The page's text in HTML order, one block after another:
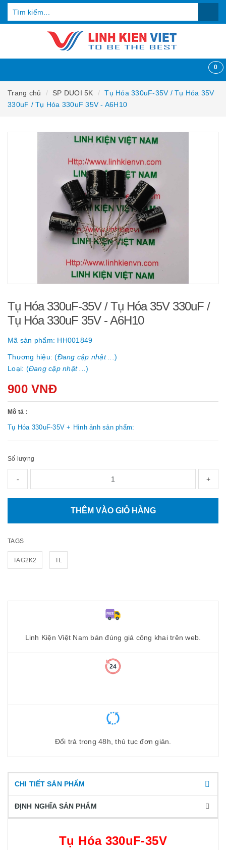
0
Trang chủ SP DUOI 5K
Tụ Hóa 330uF-35V / Tụ Hóa 35V
330uF / Tụ Hóa 330uF 35V - A6H10
Tụ Hóa 330uF-35V / Tụ Hóa 35V 330uF /
Tụ Hóa 330uF 35V - A6H10
Mã sản phẩm: HH001849
Thương hiệu: (Đang cập nhật ... )
Loại: (Đang cập nhật ... )
900 VNĐ
Mô tả :
Tụ Hóa 330uF-35V + Hình ảnh sản phẩm:
Số lượng
- +
THÊM VÀO GIỎ HÀNG
TAGS
TAG2K2 TL
Linh Kiện Việt Nam bán đúng giá công khai trên web.
Đổi trả trong 48h, thủ tục đơn giản.
CHI TIẾT SẢN PHẨM
ĐỊNH NGHĨA SẢN PHẨM
Tụ Hóa 330uF-35V